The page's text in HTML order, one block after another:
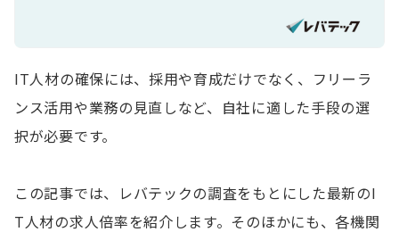
IT人材の確保には、採用や育成だけでなく、フリーラ
ンス活用や業務の見直しなど、自社に適した手段の選
択が必要です。
この記事では、レバテックの調査をもとにした最新のI
T人材の求人倍率を紹介します。そのほかにも、各機関